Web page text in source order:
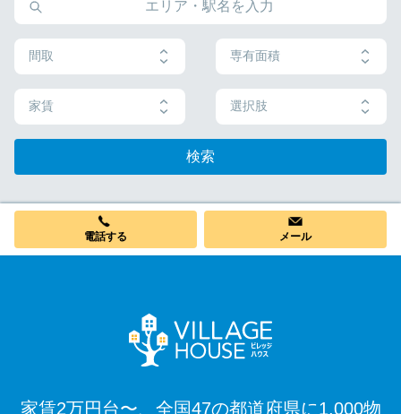
間取 専有面積
家賃 選択肢
検索
電話する メール
家賃2万円台〜、全国47の都道府県に1,000物